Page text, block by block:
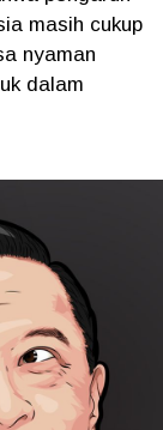
masih cukup
nyaman
dalam